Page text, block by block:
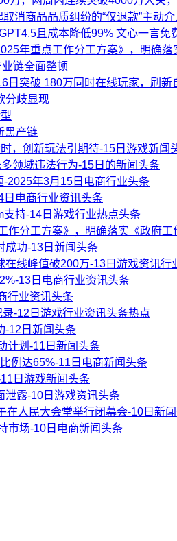
消商品品质纠纷的“仅退款”主动介
且成本降低99% 文心一言免
年重点工作分工方案》，明确
链全面整顿
日突破 ​180万同时在线玩家，刷
分歧显现
黑产链
，创新玩法引期待-15日游戏新闻
领域违法行为-15日的新闻头条
-2025年3月15日电商行业头条
日电商行业资讯头条
支持-14日游戏行业热点头条
作分工方案》，明确落实《政府
成功-13日新闻头条
在线峰值破200万-13日游戏资讯行
13日电商行业资讯头条
行业资讯头条
-12日游戏行业资讯头条热点
-12日新闻头条
计划-11日新闻头条
例达65%-11日电商新闻头条
日游戏新闻头条
泄露-10日游戏资讯头条
在人民大会堂举行闭幕会-10日新
市场-10日电商新闻头条